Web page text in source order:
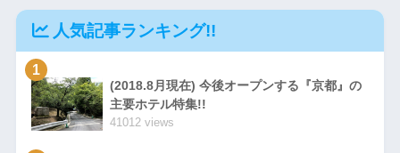
人気記事ランキング!!
1
(2018.8月現在) 今後オープンする『京都』の
主要ホテル特集!!
41012 views